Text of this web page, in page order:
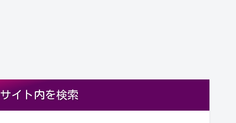
サイト内を検索